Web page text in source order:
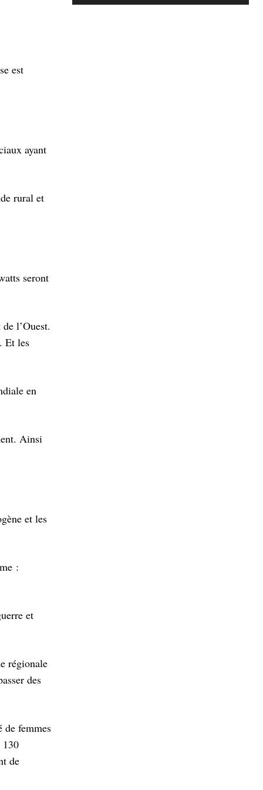
est
ayant
rural et
seront
l’Ouest.
Et les
en
Ainsi
et les
:
et
régionale
des
de femmes
130
de